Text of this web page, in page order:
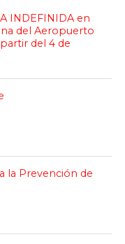
INDEFINIDA en
del Aeropuerto
del 4 de
la Prevención de